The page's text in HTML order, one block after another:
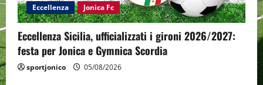
Eccellenza Jonica Fc
Eccellenza Sicilia, ufficializzati i gironi 2026/2027:
festa per Jonica e Gymnica Scordia
sportjonico 05/08/2026